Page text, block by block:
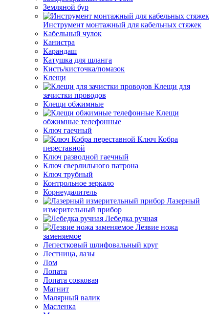
Земляной бур
Инструмент монтажный для кабельных стяжек
Кабельный чулок
Канистра
Карандаш
Катушка для шланга
Кисть/кисточка/помазок
Клещи
Клещи для
зачистки проводов
Клещи обжимные
Клещи
обжимные телефонные
Ключ гаечный
Ключ Кобра
переставной
Ключ разводной гаечный
Ключ сверлильного патрона
Ключ трубный
Контрольное зеркало
Корнеудалитель
Лазерный
измерительный прибор
Лебедка ручная
Лезвие ножа
заменяемое
Лепестковый шлифовальный круг
Лестница, лазы
Лом
Лопата
Лопата совковая
Магнит
Малярный валик
Масленка